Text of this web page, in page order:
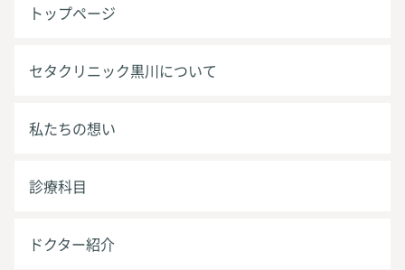
トップページ
セタクリニック黒川について
私たちの想い
診療科目
ドクター紹介